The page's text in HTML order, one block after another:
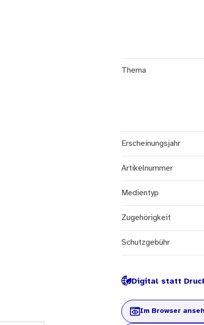
Thema
Erscheinungsjahr
Artikelnummer
Medientyp
Zugehörigkeit
Schutzgebühr
Digital statt
Im Browser